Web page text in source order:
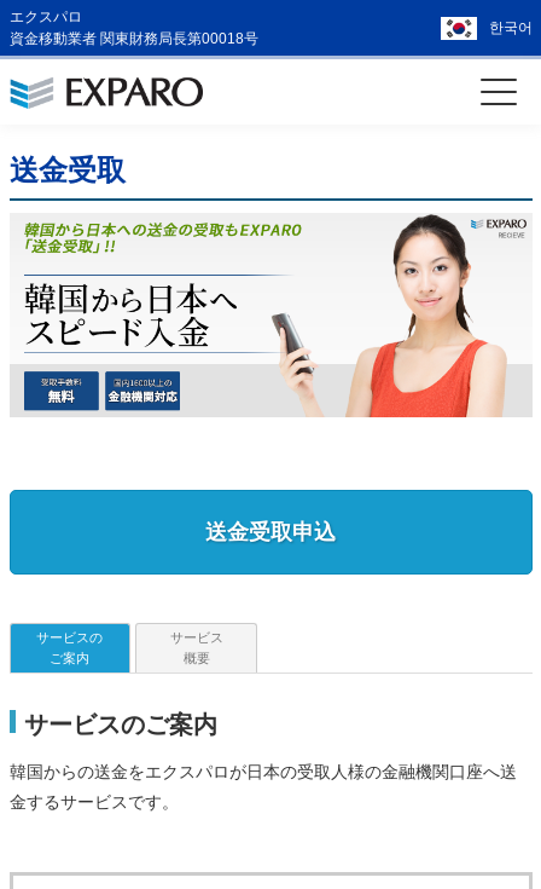
エクスパロ
資金移動業者 関東財務局長第00018号
한국어
送金受取
送金受取申込
サービスの
ご案内
サービス
概要
サービスのご案内
韓国からの送金をエクスパロが日本の受取人様の金融機関口座へ送
金するサービスです。